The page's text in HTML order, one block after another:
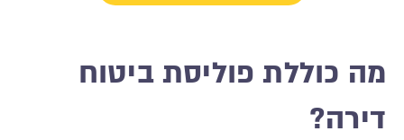
מה כוללת פוליסת ביטוח
דירה?